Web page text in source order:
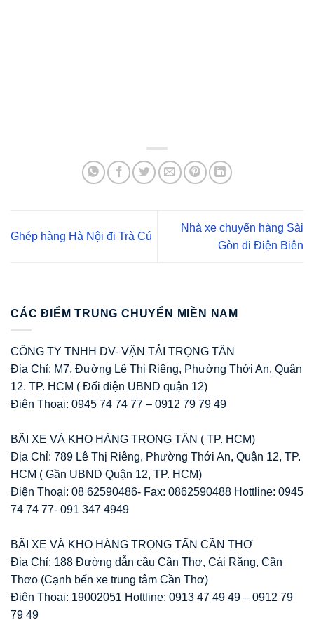
Ghép hàng Hà Nội đi Trà Cú
Nhà xe chuyển hàng Sài
Gòn đi Điện Biên
CÁC ĐIỂM TRUNG CHUYỂN MIỀN NAM
CÔNG TY TNHH DV- VẬN TẢI TRỌNG TẤN
Địa Chỉ: M7, Đường Lê Thị Riêng, Phường Thới An, Quận
12. TP. HCM ( Đối diện UBND quận 12)
Điện Thoại: 0945 74 74 77 – 0912 79 79 49
BÃI XE VÀ KHO HÀNG TRỌNG TẤN ( TP. HCM)
Địa Chỉ: 789 Lê Thị Riêng, Phường Thới An, Quận 12, TP.
HCM ( Gần UBND Quận 12, TP. HCM)
Điện Thoại: 08 62590486- Fax: 0862590488 Hottline: 0945
74 74 77- 091 347 4949
BÃI XE VÀ KHO HÀNG TRỌNG TẤN CẦN THƠ
Địa Chỉ: 188 Đường dẫn cầu Cần Thơ, Cái Răng, Cần
Thơo (Cạnh bến xe trung tâm Cần Thơ)
Điện Thoại: 19002051 Hottline: 0913 47 49 49 – 0912 79
79 49